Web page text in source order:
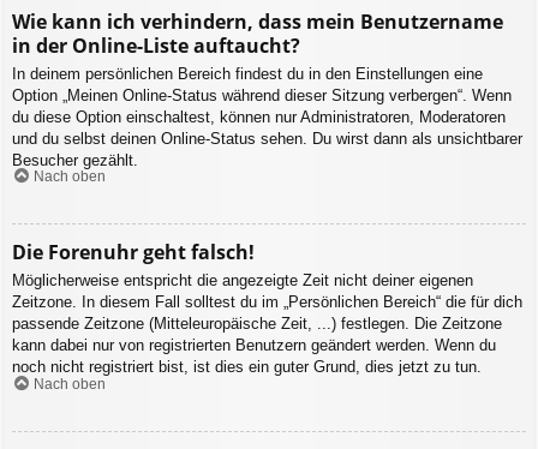
Wie kann ich verhindern, dass mein Benutzername
in der Online-Liste auftaucht?
In deinem persönlichen Bereich findest du in den Einstellungen eine
Option „Meinen Online-Status während dieser Sitzung verbergen“. Wenn
du diese Option einschaltest, können nur Administratoren, Moderatoren
und du selbst deinen Online-Status sehen. Du wirst dann als unsichtbarer
Besucher gezählt.
Nach oben
Die Forenuhr geht falsch!
Möglicherweise entspricht die angezeigte Zeit nicht deiner eigenen
Zeitzone. In diesem Fall solltest du im „Persönlichen Bereich“ die für dich
passende Zeitzone (Mitteleuropäische Zeit, ...) festlegen. Die Zeitzone
kann dabei nur von registrierten Benutzern geändert werden. Wenn du
noch nicht registriert bist, ist dies ein guter Grund, dies jetzt zu tun.
Nach oben